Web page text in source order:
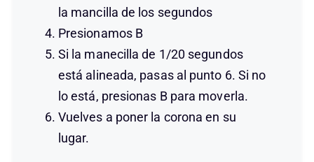
la mancilla de los segundos
Presionamos B
Si la manecilla de 1/20 segundos
está alineada, pasas al punto 6. Si no
lo está, presionas B para moverla.
Vuelves a poner la corona en su
lugar.